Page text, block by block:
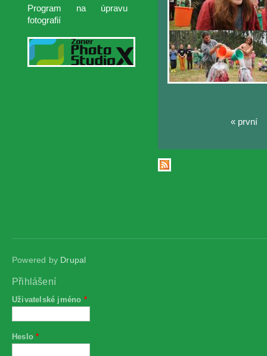
Program na úpravu
fotografií
« první
Powered by Drupal
Přihlášení
Uživatelské jméno *
Heslo*